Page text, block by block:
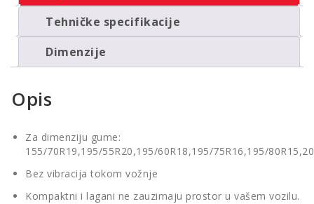
Tehničke specifikacije
Dimenzije
Opis
Za dimenziju gume:
155/70R19,195/55R20,195/60R18,195/75R16,195/
Bez vibracija tokom vožnje
Kompaktni i lagani ne zauzimaju prostor u vašem vozilu.